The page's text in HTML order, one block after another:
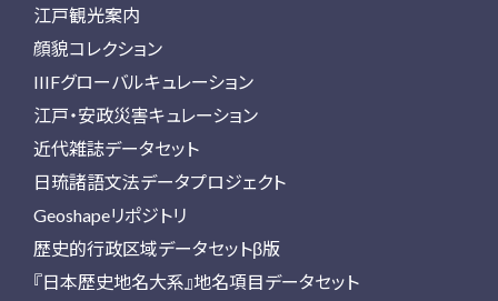
江戸観光案内
顔貌コレクション
IIIFグローバルキュレーション
江戸・安政災害キュレーション
近代雑誌データセット
日琉諸語文法データプロジェクト
Geoshapeリポジトリ
歴史的行政区域データセットβ版
『日本歴史地名大系』地名項目データセット